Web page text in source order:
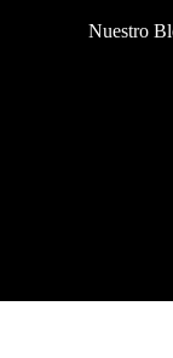
Nuestro